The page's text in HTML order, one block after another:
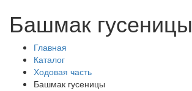
Башмак гусеницы
Главная
Каталог
Ходовая часть
Башмак гусеницы